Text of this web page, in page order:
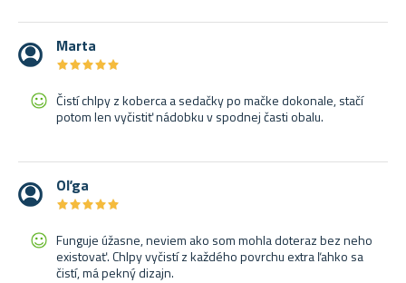
Marta
★★★★★
★★★★★
Čistí chlpy z koberca a sedačky po mačke dokonale, stačí
potom len vyčistiť nádobku v spodnej časti obalu.
Oľga
★★★★★
★★★★★
Funguje úžasne, neviem ako som mohla doteraz bez neho
existovať. Chlpy vyčistí z každého povrchu extra ľahko sa
čistí, má pekný dizajn.